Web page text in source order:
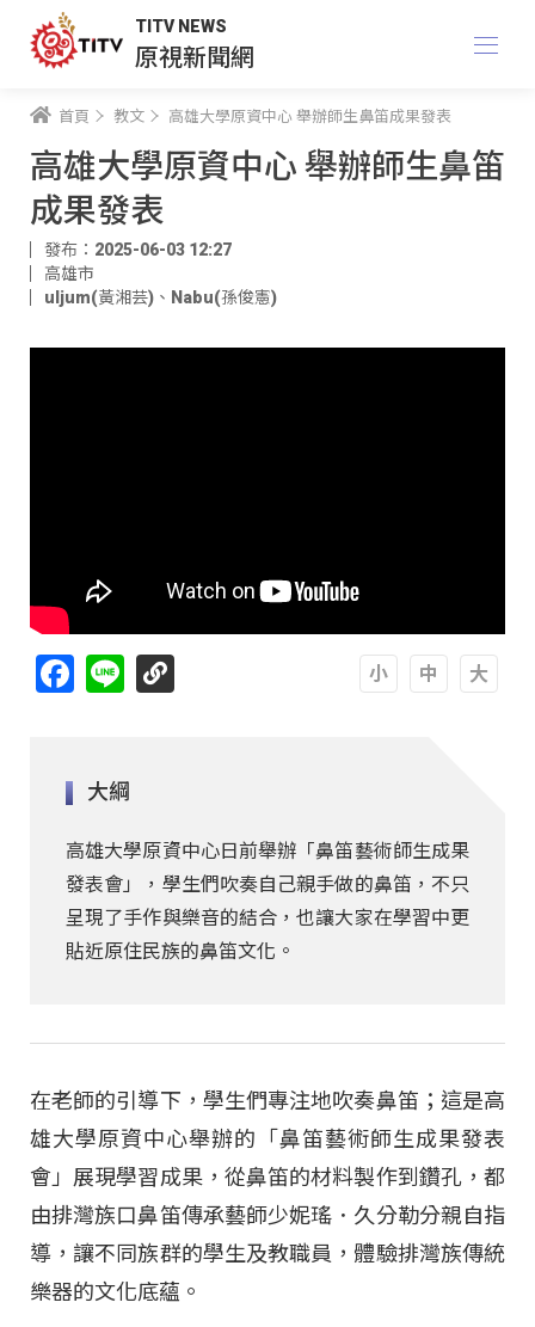
TITV NEWS
原視新聞網
首頁 教文 高雄大學原資中心 舉辦師生鼻笛成果發表
高雄大學原資中心 舉辦師生鼻笛
成果發表
發布：2025-06-03 12:27
高雄市
uljum(黃湘芸) 、 Nabu(孫俊憲)
Facebook
Line
大綱
高雄大學原資中心日前舉辦「鼻笛藝術師生成果
發表會」，學生們吹奏自己親手做的鼻笛，不只
呈現了手作與樂音的結合，也讓大家在學習中更
貼近原住民族的鼻笛文化。
在老師的引導下，學生們專注地吹奏鼻笛；這是高
雄大學原資中心舉辦的「鼻笛藝術師生成果發表
會」展現學習成果，從鼻笛的材料製作到鑽孔，都
由排灣族口鼻笛傳承藝師少妮瑤．久分勒分親自指
導，讓不同族群的學生及教職員，體驗排灣族傳統
樂器的文化底蘊。